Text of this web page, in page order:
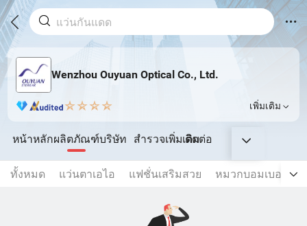
Wenzhou Ouyuan Optical Co., Ltd.
เพิ่มเติม
หน้าหลักผลิตภัณฑ์บริษัท สำรวจเพิ่มเติมติดต่อ
ทั้งหมด แว่นตาเอไอ แฟชั่นเสริมสวย หมวกบอมเบอร์แล